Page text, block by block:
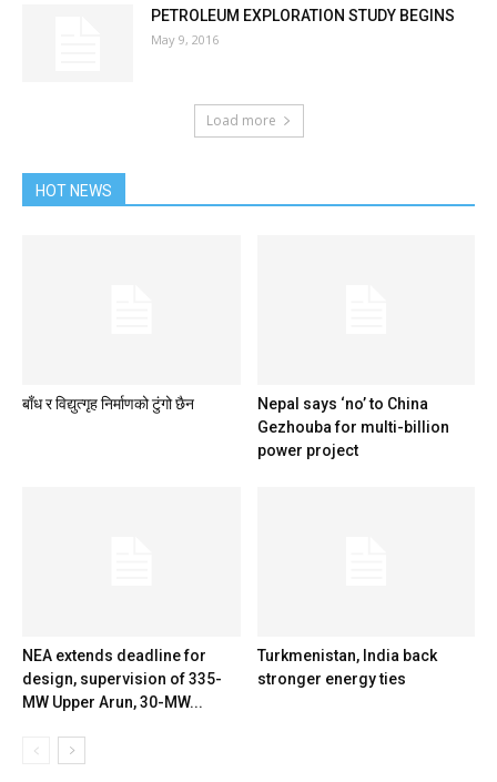
PETROLEUM EXPLORATION STUDY BEGINS
May 9, 2016
Load more
HOT NEWS
बाँध र विद्युत्गृह निर्माणको टुंगो छैन
Nepal says ‘no’ to China
Gezhouba for multi-billion
power project
NEA extends deadline for
design, supervision of 335-
MW Upper Arun, 30-MW...
Turkmenistan, India back
stronger energy ties